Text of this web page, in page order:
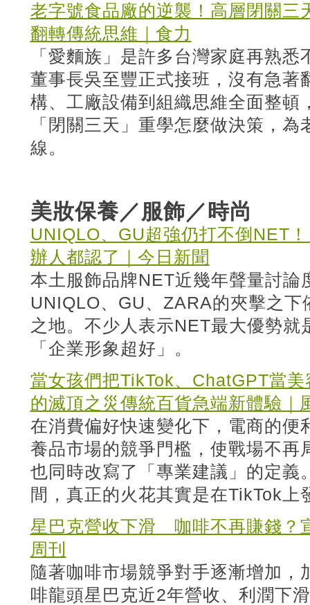
老字號食品廠的逆襲！高層閉關三
翻轉傳統思維｜食力
「愛麵族」是許多台灣家庭再熟
董事長吳至豐正式接班，沒有急著
構、工廠設備到組織思維全面整頓
「閉關三天」重學怎麼做決策，
線。
美妝保養／服飾／時尚
UNIQLO、GU超強仍打不倒NET
辦人都認了｜今日新聞
本土服飾品牌NET近幾年聲量討論
UNIQLO、GU、ZARA的夾擊之
之地。不少人表示NET最大優勢就
「企業形象超好」。
當女孩們把TikTok、ChatGPT當
的滅頂之災傳統百貨急端新體驗｜
在消費偏好快速變化下，電商的便
養品市場的競爭門檻，使戰場不再
也同時改寫了「專業建議」的定義
間，真正的火花其實是在TikTok上
星巴克營收下滑 咖啡不再賺錢？
周刊
隨著咖啡市場競爭對手逐漸增加，
啡龍頭星巴克近2年營收、利潤下